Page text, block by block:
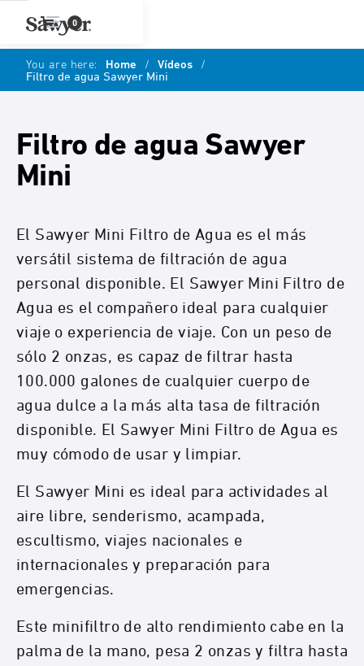
0
You are here: Home / Vídeos /
Filtro de agua Sawyer Mini
Filtro de agua Sawyer
Mini
El Sawyer Mini Filtro de Agua es el más
versátil sistema de filtración de agua
personal disponible. El Sawyer Mini Filtro de
Agua es el compañero ideal para cualquier
viaje o experiencia de viaje. Con un peso de
sólo 2 onzas, es capaz de filtrar hasta
100.000 galones de cualquier cuerpo de
agua dulce a la más alta tasa de filtración
disponible. El Sawyer Mini Filtro de Agua es
muy cómodo de usar y limpiar.
El Sawyer Mini es ideal para actividades al
aire libre, senderismo, acampada,
escultismo, viajes nacionales e
internacionales y preparación para
emergencias.
Este minifiltro de alto rendimiento cabe en la
palma de la mano, pesa 2 onzas y filtra hasta